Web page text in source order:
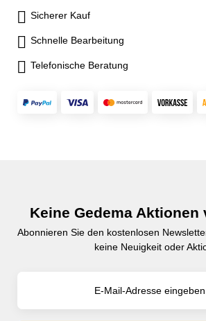
Sicherer Kauf
Schnelle Bearbeitung
Telefonische Beratung
Keine Gedema Aktionen
Abonnieren Sie den kostenlosen
keine Neuigkeit oder